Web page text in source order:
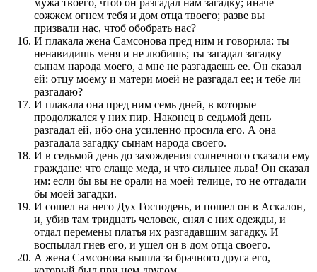
сожжем огнем тебя и дом отца твоего; разве вы
призвали нас, чтоб обобрать нас?
И плакала жена Самсонова пред ним и говорила: ты
ненавидишь меня и не любишь; ты загадал загадку
сынам народа моего, а мне не разгадаешь ее. Он сказал
ей: отцу моему и матери моей не разгадал ее; и тебе ли
разгадаю?
И плакала она пред ним семь дней, в которые
продолжался у них пир. Наконец в седьмой день
разгадал ей, ибо она усиленно просила его. А она
разгадала загадку сынам народа своего.
И в седьмой день до захождения солнечного сказали ему
граждане: что слаще меда, и что сильнее льва! Он сказал
им: если бы вы не орали на моей телице, то не отгадали
бы моей загадки.
И сошел на него Дух Господень, и пошел он в Аскалон,
и, убив там тридцать человек, снял с них одежды, и
отдал перемены платья их разгадавшим загадку. И
воспылал гнев его, и ушел он в дом отца своего.
А жена Самсонова вышла за брачного друга его,